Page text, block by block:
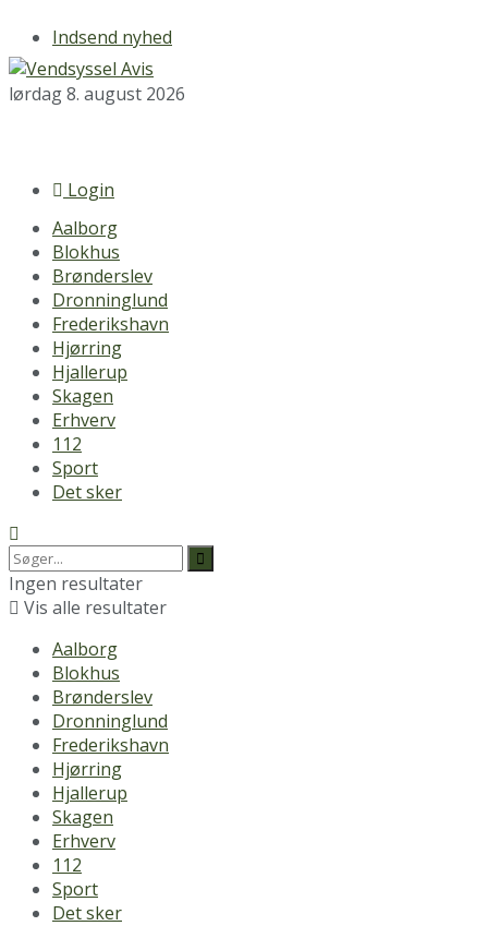
Indsend nyhed
lørdag 8. august 2026
Login
Aalborg
Blokhus
Brønderslev
Dronninglund
Frederikshavn
Hjørring
Hjallerup
Skagen
Erhverv
112
Sport
Det sker
Ingen resultater
Vis alle resultater
Aalborg
Blokhus
Brønderslev
Dronninglund
Frederikshavn
Hjørring
Hjallerup
Skagen
Erhverv
112
Sport
Det sker